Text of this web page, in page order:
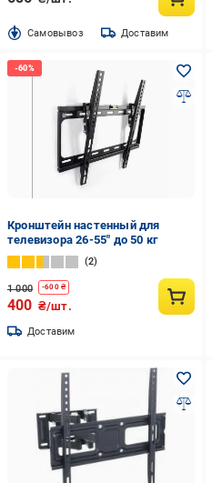
Cамовывоз Доставим
Кронштейн настенный для
телевизора 26-55" до 50 кг
2
1 000 -600₴
400 ₴/шт.
Доставим